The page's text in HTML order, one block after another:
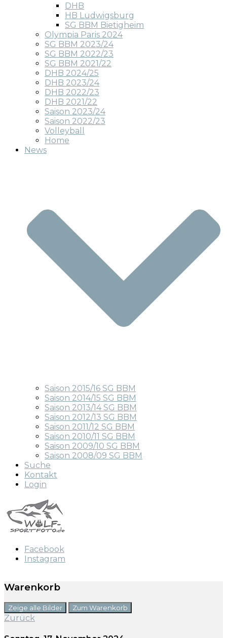
DHB
HB Ludwigsburg
SG BBM Bietigheim
Olympia Paris 2024
SG BBM 2023/24
SG BBM 2022/23
SG BBM 2021/22
DHB 2024/25
DHB 2023/24
DHB 2022/23
DHB 2021/22
Saison 2023/24
Saison 2022/23
Volleyball
Home
News
Saison 2015/16 SG BBM
Saison 2014/15 SG BBM
Saison 2013/14 SG BBM
Saison 2012/13 SG BBM
Saison 2011/12 SG BBM
Saison 2010/11 SG BBM
Saison 2009/10 SG BBM
Saison 2008/09 SG BBM
Suche
Kontakt
Login
Facebook
Instagram
Warenkorb
Zeige alle Bilder Zum Warenkorb
Zurück